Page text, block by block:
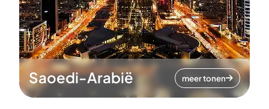
Saoedi-Arabië meer tonen